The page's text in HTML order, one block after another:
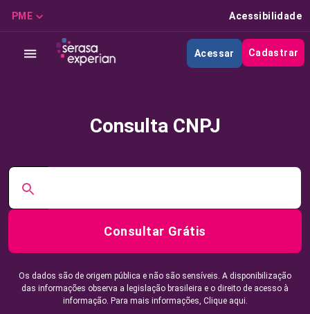
PME Acessibilidade
Acessar Cadastrar
Consulta CNPJ
Consultar Grátis
Os dados são de origem pública e não são sensíveis. A disponibilização
das informações observa a legislação brasileira e o direito de acesso à
informação. Para mais informações, Clique aqui.